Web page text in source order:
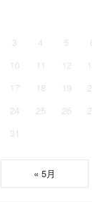
3
4 5
10
11 12
17
18 19
24
25 26
31
« 5月